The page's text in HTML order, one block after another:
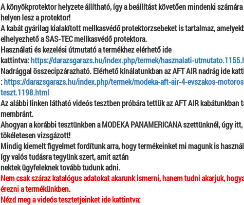
A könyökprotektor helyzete állítható, így a beállítást követően mindenki
helyen lesz a protektor!
A kabát gyárilag kialakítottmellkasvédő protektorzsebeket is tartalmaz,
elhelyezhető a SAS-TEC mellkasvédő protektora.
Használati és kezelési útmutató a termékhez elérhető ide
kattintva:https://darazsgarazs.hu/index.php/termek/hasznalati-
Nadrággal összecipzárazható. Elérhető kínálatunkban az AFT AIR nadrág ide
:https://darazsgarazs.hu/index.php/termek/modeka-aft-air-4-evszakos-
teszt.1198.html
Az alábbi linken látható videós tesztben próbára tettük az AFT AIR
membránt.
Ahogyan a korábbi tesztünkben a MODEKA PANAMERICANA szettünknél,úgy itt,
tökéletesen vizsgázott!
Mindig kiemelt figyelmet fordítunk arra, hogy termékeinket mi magunk is
így valós tudásra tegyünk szert, amit aztán
nektek ügyfeleknek tovább tudunk adni.
Nem csak száraz katalógus adatokat akarunk ismerni, hanem tudni akarjuk,
érezni a termékünkben.
Nézd meg a videós tesztetjeinket ide kattintva: